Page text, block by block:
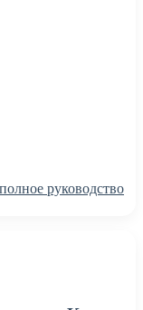
руководство